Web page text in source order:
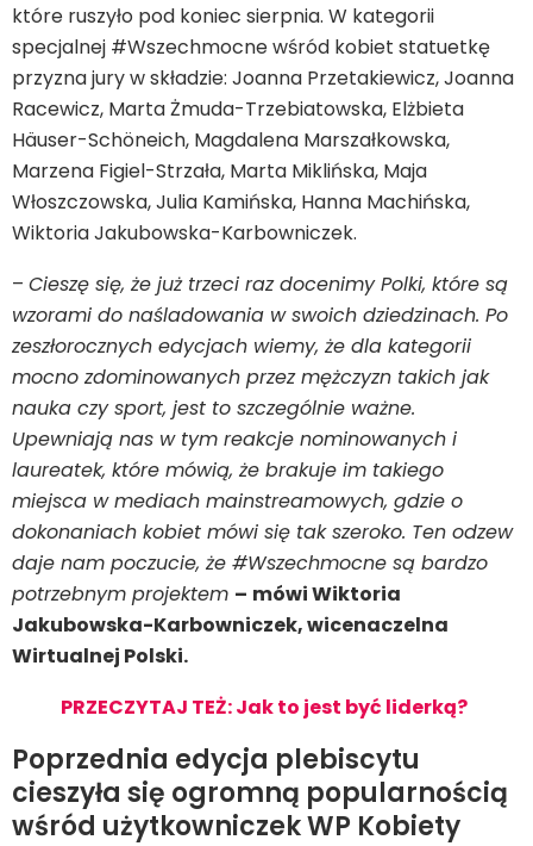
które ruszyło pod koniec sierpnia. W kategorii
specjalnej #Wszechmocne wśród kobiet statuetkę
przyzna jury w składzie: Joanna Przetakiewicz, Joanna
Racewicz, Marta Żmuda-Trzebiatowska, Elżbieta
Häuser-Schöneich, Magdalena Marszałkowska,
Marzena Figiel-Strzała, Marta Miklińska, Maja
Włoszczowska, Julia Kamińska, Hanna Machińska,
Wiktoria Jakubowska-Karbowniczek.
– Cieszę się, że już trzeci raz docenimy Polki, które są
wzorami do naśladowania w swoich dziedzinach. Po
zeszłorocznych edycjach wiemy, że dla kategorii
mocno zdominowanych przez mężczyzn takich jak
nauka czy sport, jest to szczególnie ważne.
Upewniają nas w tym reakcje nominowanych i
laureatek, które mówią, że brakuje im takiego
miejsca w mediach mainstreamowych, gdzie o
dokonaniach kobiet mówi się tak szeroko. Ten odzew
daje nam poczucie, że #Wszechmocne są bardzo
potrzebnym projektem – mówi Wiktoria
Jakubowska-Karbowniczek, wicenaczelna
Wirtualnej Polski.
PRZECZYTAJ TEŻ: Jak to jest być liderką?
Poprzednia edycja plebiscytu
cieszyła się ogromną popularnością
wśród użytkowniczek WP Kobiety